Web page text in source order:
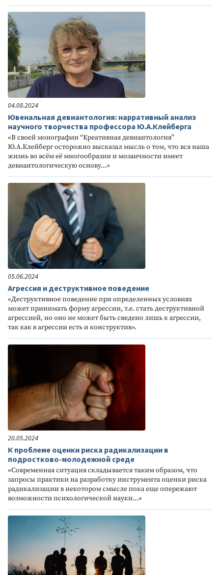
04.08.2024
Ювенальная девиантология: нарративный анализ
научного творчества профессора Ю.А.Клейберга
«В своей монографии “Креативная девиантология”
Ю.А.Клейберг осторожно высказал мысль о том, что вся наша
жизнь во всём её многообразии и мозаичности имеет
девиантологическую основу...»
05.06.2024
Агрессия и деструктивное поведение
«Деструктивное поведение при определенных условиях
может принимать форму агрессии, т.е. стать деструктивной
агрессией, но оно не может быть сведено лишь к агрессии,
так как в агрессии есть и конструктив».
20.05.2024
К проблеме оценки риска радикализации в
подростково-молодежной среде
«Современная ситуация складывается таким образом, что
запросы практики на разработку инструмента оценки риска
радикализации в некотором смысле пока еще опережают
возможности психологической науки...»